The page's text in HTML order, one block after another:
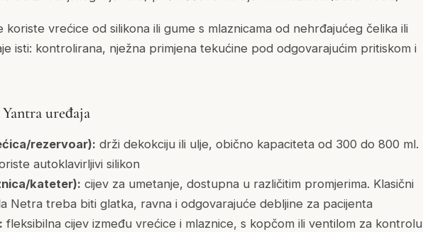
vrećice od silikona ili gume s mlaznicama od nehrđajućeg čelika ili
isti: kontrolirana, nježna primjena tekućine pod odgovarajućim pritiskom i
uređaja
rezervoar): drži dekokciju ili ulje, obično kapaciteta od 300 do 800 ml.
autoklavirljivi silikon
kateter): cijev za umetanje, dostupna u različitim promjerima. Klasični
Netra treba biti glatka, ravna i odgovarajuće debljine za pacijenta
fleksibilna cijev između vrećice i mlaznice, s kopčom ili ventilom za kontrolu